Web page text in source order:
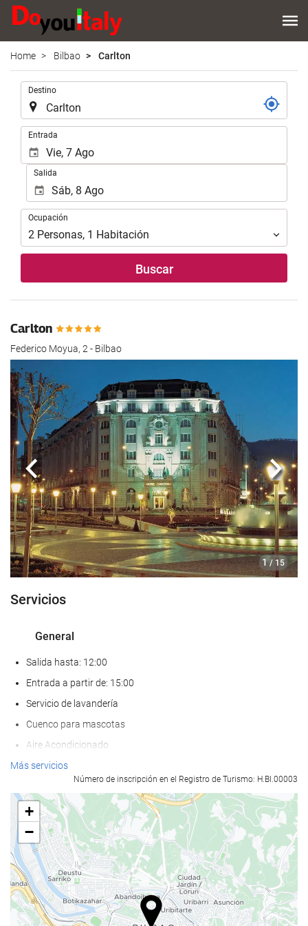
Home Bilbao Carlton
Destino
Entrada
Salida
Ocupación
Ocupación
2 Personas, 1 Habitación
Buscar
Carlton
Federico Moyua, 2 - Bilbao
1 / 15
Anterior
Servicios
General
Salida hasta: 12:00
Entrada a partir de: 15:00
Servicio de lavandería
Cuenco para mascotas
Aire Acondicionado
Calefacción
Adaptado para personas con movilidad reducida
Habitaciones No fumadores
Servicios de recepción
Recepción 24 horas
Guardaequipaje
Más servicios
Número de inscripción en el Registro de Turismo: H.BI.00003
+
−